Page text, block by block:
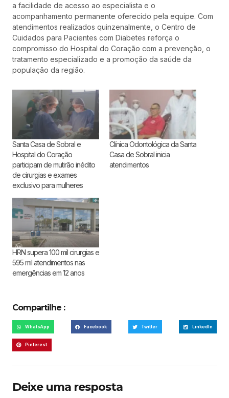
a facilidade de acesso ao especialista e o
acompanhamento permanente oferecido pela equipe. Com
atendimentos realizados quinzenalmente, o Centro de
Cuidados para Pacientes com Diabetes reforça o
compromisso do Hospital do Coração com a prevenção, o
tratamento especializado e a promoção da saúde da
população da região.
Santa Casa de Sobral e
Hospital do Coração
participam de mutirão inédito
de cirurgias e exames
exclusivo para mulheres
Clínica Odontológica da Santa
Casa de Sobral inicia
atendimentos
HRN supera 100 mil cirurgias e
595 mil atendimentos nas
emergências em 12 anos
Compartilhe :
WhatsApp Facebook Twitter LinkedIn
Pinterest
Deixe uma resposta